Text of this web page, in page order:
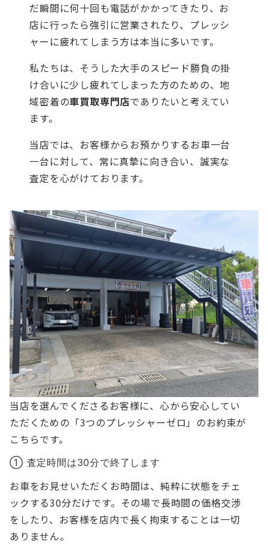
だ瞬間に何十回も電話がかかってきたり、お
店に行ったら強引に営業されたり、プレッシ
ャーに疲れてしまう方は本当に多いです。
私たちは、そうした大手のスピード勝負の掛
け合いに少し疲れてしまった方のための、地
域密着の車買取専門店でありたいと考えてい
ます。
当店では、お客様からお預かりするお車一台
一台に対して、常に真摯に向き合い、誠実な
査定を心がけております。
当店を選んでくださるお客様に、心から安心してい
ただくための「3つのプレッシャーゼロ」のお約束が
こちらです。
① 査定時間は30分で終了します
お車をお見せいただくお時間は、純粋に状態をチェ
ックする30分だけです。その場で長時間の価格交渉
をしたり、お客様を店内で長く拘束することは一切
ありません。